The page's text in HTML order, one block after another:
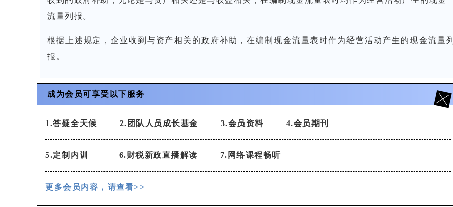
流量列报。
根据上述规定，企业收到与资产相关的政府补助，在编制现金流量表时作为经营活动产生的现金流量列
报。
成为会员可享受以下服务
1.答疑全天候 2.团队人员成长基金 3.会员资料 4.会员期刊
5.定制内训 6.财税新政直播解读 7.网络课程畅听
更多会员内容，请查看>>
建设工程项目管理 免费听 经营视角下的财务分析与管理决策 免费听 中国18税种详解与实务应用